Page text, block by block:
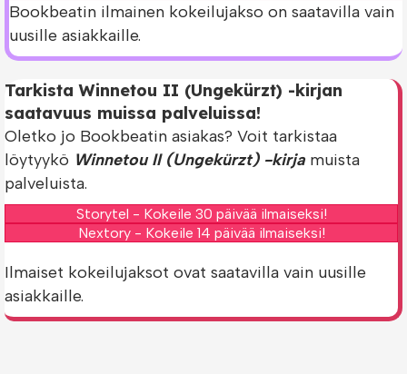
Bookbeatin ilmainen kokeilujakso on saatavilla vain
uusille asiakkaille.
Tarkista Winnetou II (Ungekürzt) -kirjan
saatavuus muissa palveluissa!
Oletko jo Bookbeatin asiakas? Voit tarkistaa
löytyykö Winnetou II (Ungekürzt) -kirja muista
palveluista.
Storytel - Kokeile 30 päivää ilmaiseksi!
Nextory - Kokeile 14 päivää ilmaiseksi!
Ilmaiset kokeilujaksot ovat saatavilla vain uusille
asiakkaille.